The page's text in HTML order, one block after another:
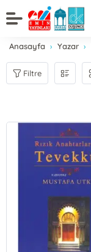
Anasayfa Yazar
Filtre